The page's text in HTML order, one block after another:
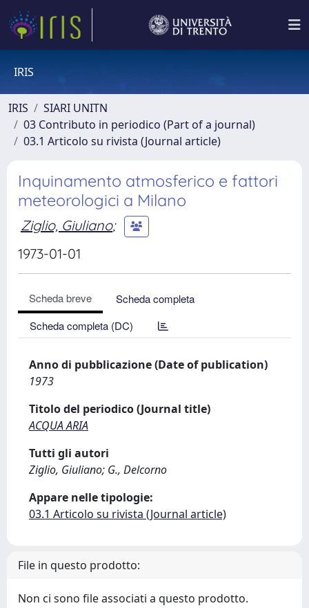
IRIS
IRIS
SIARI UNITN
03 Contributo in periodico (Part of a journal)
03.1 Articolo su rivista (Journal article)
Inquinamento atmosferico e fattori
meteorologici a Milano
Ziglio, Giuliano;
1973-01-01
Scheda breve
Scheda completa
Scheda completa (DC)
Anno di pubblicazione (Date of publication)
1973
Titolo del periodico (Journal title)
ACQUA ARIA
Tutti gli autori
Ziglio, Giuliano; G., Delcorno
Appare nelle tipologie:
03.1 Articolo su rivista (Journal article)
File in questo prodotto:
Non ci sono file associati a questo prodotto.